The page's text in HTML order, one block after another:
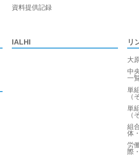
資料提供記録
IALHI リ
大
中
一
単
（
単
（
組
体
労
際